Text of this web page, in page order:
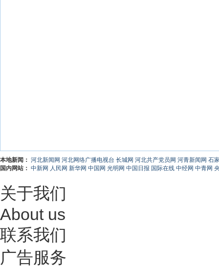
本地新闻： 河北新闻网 河北网络广播电视台 长城网 河北共产党员网 河青新闻网 石
国内网站： 中新网 人民网 新华网 中国网 光明网 中国日报 国际在线 中经网 中青网
关于我们
About us
联系我们
广告服务